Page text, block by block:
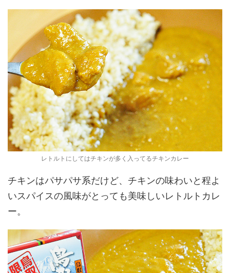
レトルトにしてはチキンが多く入ってるチキンカレー
チキンはパサパサ系だけど、チキンの味わいと程よ
いスパイスの風味がとっても美味しいレトルトカレ
ー。